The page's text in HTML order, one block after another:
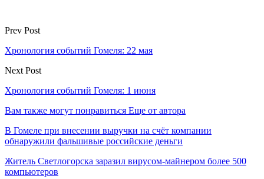
Prev Post
Хронология событий Гомеля: 22 мая
Next Post
Хронология событий Гомеля: 1 июня
Вам также могут понравиться Еще от автора
В Гомеле при внесении выручки на счёт компании
обнаружили фальшивые российские деньги
Житель Светлогорска заразил вирусом-майнером более 500
компьютеров